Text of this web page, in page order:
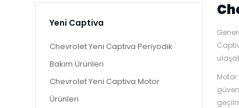
Yeni Captiva
Chevrolet Yeni Captiva Periyodik
Bakım Ürünleri
Chevrolet Yeni Captiva Motor
Ürünleri
Motor